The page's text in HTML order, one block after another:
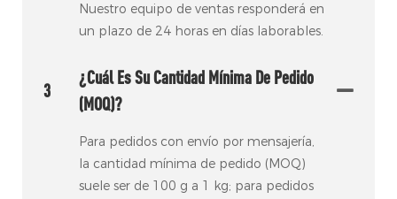
Nuestro equipo de ventas responderá en
un plazo de 24 horas en días laborables.
3
¿Cuál Es Su Cantidad Mínima De Pedido
(MOQ)?
Para pedidos con envío por mensajería,
la cantidad mínima de pedido (MOQ)
suele ser de 100 g a 1 kg; para pedidos